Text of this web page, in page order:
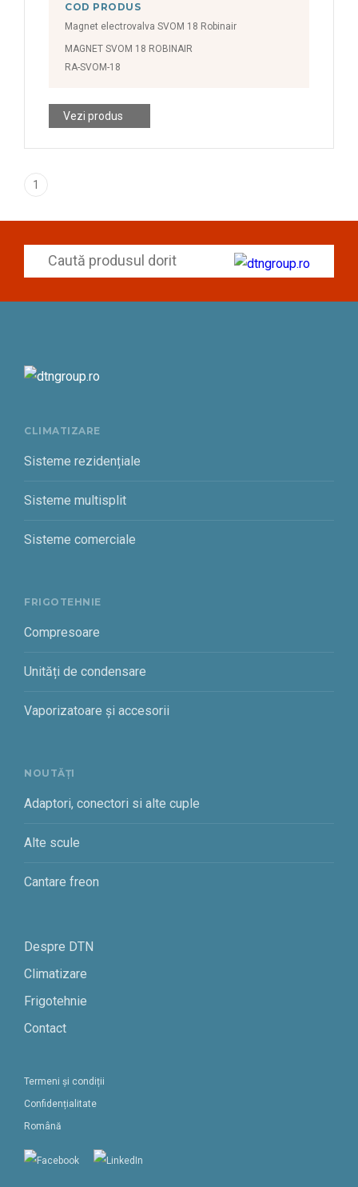
COD PRODUS
Magnet electrovalva SVOM 18 Robinair
MAGNET SVOM 18 ROBINAIR
RA-SVOM-18
Vezi produs
1
CLIMATIZARE
Sisteme rezidențiale
Sisteme multisplit
Sisteme comerciale
FRIGOTEHNIE
Compresoare
Unități de condensare
Vaporizatoare și accesorii
NOUTĂȚI
Adaptori, conectori si alte cuple
Alte scule
Cantare freon
Despre DTN
Climatizare
Frigotehnie
Contact
Termeni și condiții
Confidențialitate
Română